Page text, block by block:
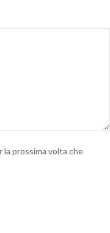
la prossima volta che